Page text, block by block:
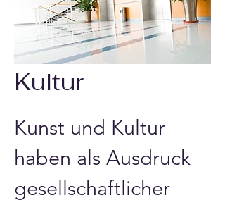
Kultur
Kunst und Kultur
haben als Ausdruck
gesellschaftlicher